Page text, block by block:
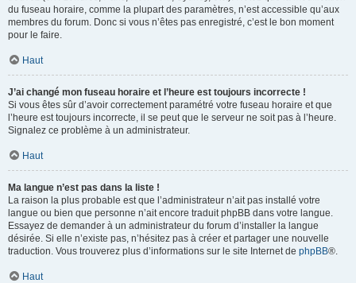
du fuseau horaire, comme la plupart des paramètres, n’est accessible qu’aux
membres du forum. Donc si vous n’êtes pas enregistré, c’est le bon moment
pour le faire.
Haut
J’ai changé mon fuseau horaire et l’heure est toujours incorrecte !
Si vous êtes sûr d’avoir correctement paramétré votre fuseau horaire et que
l’heure est toujours incorrecte, il se peut que le serveur ne soit pas à l’heure.
Signalez ce problème à un administrateur.
Haut
Ma langue n’est pas dans la liste !
La raison la plus probable est que l’administrateur n’ait pas installé votre
langue ou bien que personne n’ait encore traduit phpBB dans votre langue.
Essayez de demander à un administrateur du forum d’installer la langue
désirée. Si elle n’existe pas, n’hésitez pas à créer et partager une nouvelle
traduction. Vous trouverez plus d’informations sur le site Internet de phpBB®.
Haut